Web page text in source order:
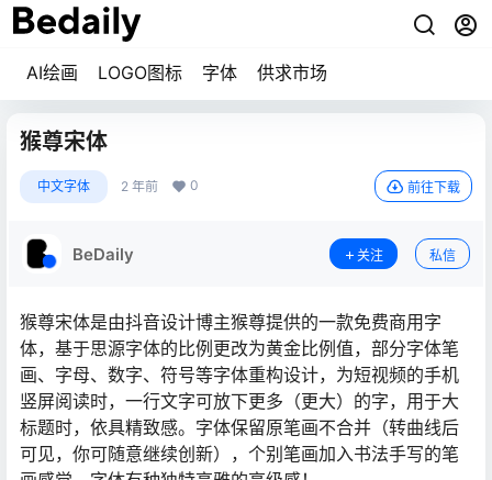
AI绘画 LOGO图标 字体 供求市场
猴尊宋体
中文字体 2 年前 0 前往下载
BeDaily 关注 私信
猴尊宋体是由抖音设计博主猴尊提供的一款免费商用字
体，基于思源字体的比例更改为黄金比例值，部分字体笔
画、字母、数字、符号等字体重构设计，为短视频的手机
竖屏阅读时，一行文字可放下更多（更大）的字，用于大
标题时，依具精致感。字体保留原笔画不合并（转曲线后
可见，你可随意继续创新），个别笔画加入书法手写的笔